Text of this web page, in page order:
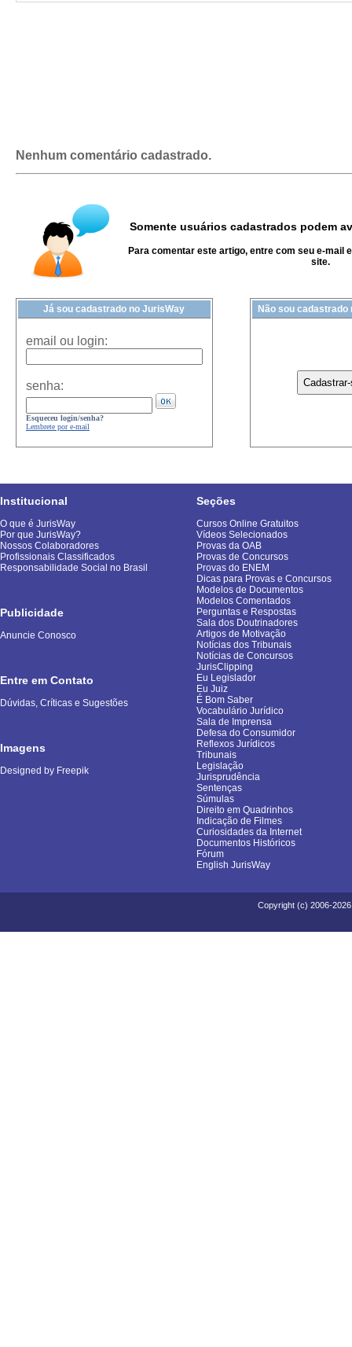
Nenhum comentário cadastrado.
Somente usuários cadastrados podem
Para comentar este artigo, entre com seu e-mail
site.
Já sou cadastrado no JurisWay
email ou login:
senha:
Esqueceu login/senha?
Lembrete por e-mail
Não sou cadastrado
Institucional
O que é JurisWay
Por que JurisWay?
Nossos Colaboradores
Profissionais Classificados
Responsabilidade Social no Brasil
Publicidade
Anuncie Conosco
Entre em Contato
Dúvidas, Críticas e Sugestões
Imagens
Designed by Freepik
Seções
Cursos Online Gratuitos
Vídeos Selecionados
Provas da OAB
Provas de Concursos
Provas do ENEM
Dicas para Provas e Concursos
Modelos de Documentos
Modelos Comentados
Perguntas e Respostas
Sala dos Doutrinadores
Artigos de Motivação
Notícias dos Tribunais
Notícias de Concursos
JurisClipping
Eu Legislador
Eu Juiz
É Bom Saber
Vocabulário Jurídico
Sala de Imprensa
Defesa do Consumidor
Reflexos Jurídicos
Tribunais
Legislação
Jurisprudência
Sentenças
Súmulas
Direito em Quadrinhos
Indicação de Filmes
Curiosidades da Internet
Documentos Históricos
Fórum
English JurisWay
Copyright (c) 2006-